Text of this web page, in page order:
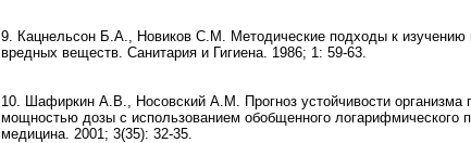
9. Кацнельсон Б.А., Новиков С.М. Методические подходы к изучению
вредных веществ. Санитария и Гигиена. 1986; 1: 59-63.
10. Шафиркин А.В., Носовский А.М. Прогноз устойчивости организма
мощностью дозы с использованием обобщенного логарифмического
медицина. 2001; 3(35): 32-35.